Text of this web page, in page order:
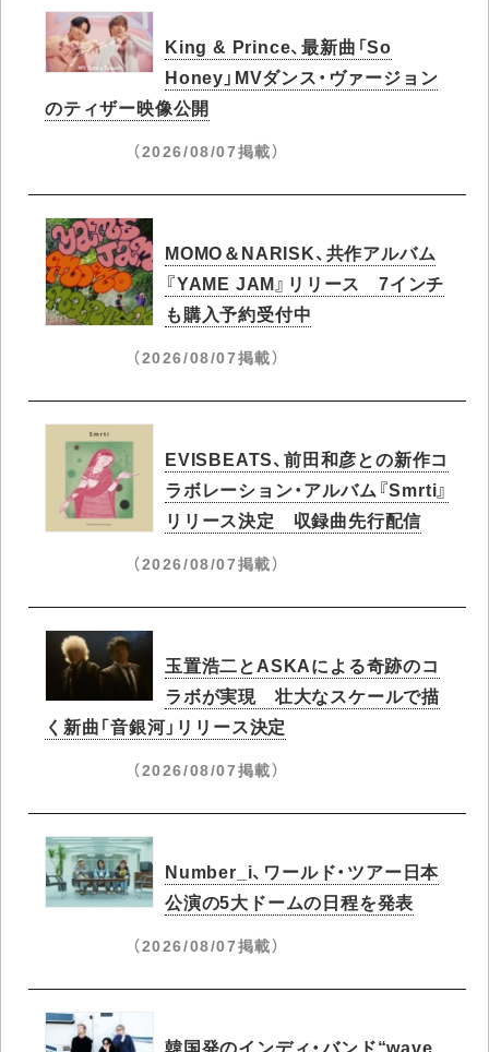
King & Prince、最新曲「So
Honey」MVダンス・ヴァージョン
のティザー映像公開
（2026/08/07掲載）
MOMO＆NARISK、共作アルバム
『YAME JAM』リリース 7インチ
も購入予約受付中
（2026/08/07掲載）
EVISBEATS、前田和彦との新作コ
ラボレーション・アルバム『Smrti』
リリース決定 収録曲先行配信
（2026/08/07掲載）
玉置浩二とASKAによる奇跡のコ
ラボが実現 壮大なスケールで描
く新曲「音銀河」リリース決定
（2026/08/07掲載）
Number_i、ワールド・ツアー日本
公演の5大ドームの日程を発表
（2026/08/07掲載）
韓国発のインディ・バンド“wave